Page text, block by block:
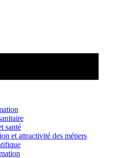
santé
et attractivité des métiers